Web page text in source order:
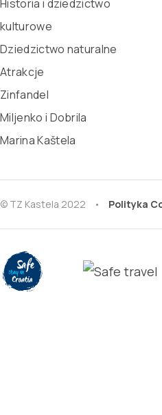
Historia i dziedzictwo
kulturowe
Dziedzictwo naturalne
Atrakcje
Zinfandel
Miljenko i Dobrila
Marina Kaštela
© TZ Kastela 2022 Polityka